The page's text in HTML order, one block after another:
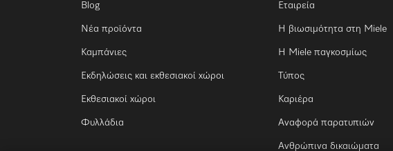
Blog
Νέα προϊόντα
Καμπάνιες
Εκδηλώσεις και εκθεσιακοί χώροι
Εκθεσιακοί χώροι
Φυλλάδια
Εταιρεία
Η βιωσιμότητα στη Miele
Η Miele παγκοσμίως
Τύπος
Καριέρα
Αναφορά παρατυπιών
Ανθρώπινα δικαιώματα